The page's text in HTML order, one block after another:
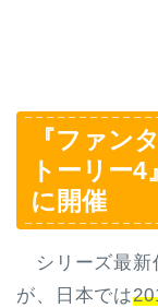
『ファン
トーリー
に開催
シリーズ最新
が、日本では